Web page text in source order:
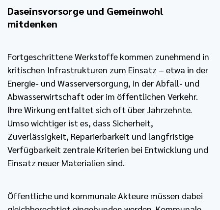
Daseinsvorsorge und Gemeinwohl
mitdenken
Fortgeschrittene Werkstoffe kommen zunehmend in
kritischen Infrastrukturen zum Einsatz – etwa in der
Energie- und Wasserversorgung, in der Abfall- und
Abwasserwirtschaft oder im öffentlichen Verkehr.
Ihre Wirkung entfaltet sich oft über Jahrzehnte.
Umso wichtiger ist es, dass Sicherheit,
Zuverlässigkeit, Reparierbarkeit und langfristige
Verfügbarkeit zentrale Kriterien bei Entwicklung und
Einsatz neuer Materialien sind.
Öffentliche und kommunale Akteure müssen dabei